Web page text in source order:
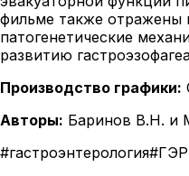
фильме также отражены
патогенетические
развитию
Производство графики:
Авторы: Баринов В.Н. и
#гастроэнтерология#